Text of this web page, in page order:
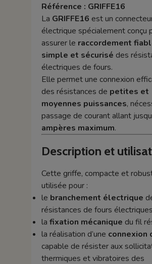
Référence : GRIFFE16
La GRIFFE16 est un
électrique spécialement conçu
assurer le raccordement
simple et sécurisé des
électriques de fours.
Elle permet une connexion
des résistances de petites et
moyennes puissances,
passage de courant allant
ampères maximum.
Description et
Cette griffe, compacte et
utilisée pour :
le branchement électrique
résistances de fours
la fixation mécanique du fil
la réalisation d’une connexion
capable de résister aux
thermiques et vibratoires des